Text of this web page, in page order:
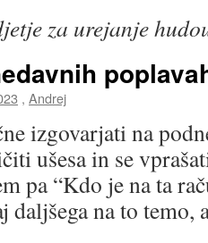
za urejanje
, Andrej
izgovarjati na
ušesa in se
pa “Kdo je na ta
daljšega na to